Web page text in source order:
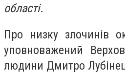
області.
Про низку злочинів
уповноважений
людини Дмитро